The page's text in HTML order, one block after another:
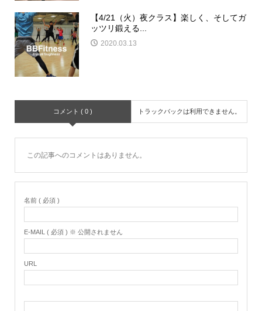
【4/21（火）夜クラス】楽しく、そしてガ
ッツリ鍛える...
2020.03.13
コメント ( 0 ) トラックバックは利用できません。
この記事へのコメントはありません。
名前 ( 必須 )
E-MAIL ( 必須 ) ※ 公開されません
URL